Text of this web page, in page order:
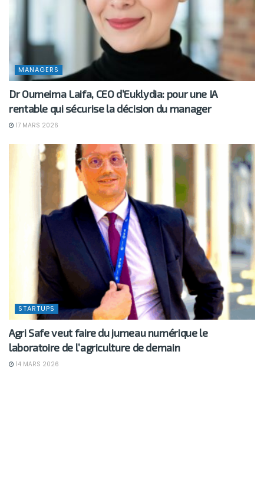
MANAGERS
Dr Oumeima Laifa, CEO d’Euklydia: pour une IA
rentable qui sécurise la décision du manager
17 MARS 2026
STARTUPS
Agri Safe veut faire du jumeau numérique le
laboratoire de l’agriculture de demain
14 MARS 2026